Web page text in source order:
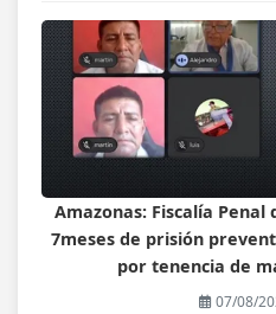
Amazonas: Fiscalía
7meses de prisión
por tenencia de
07/08/